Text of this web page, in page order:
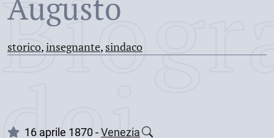
storico,insegnante, sindaco
16 aprile 1870 -Venezia